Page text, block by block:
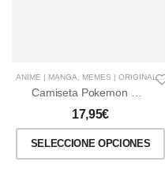
ANIME | MANGA MEMES | ORIGINALES
17,95€
SELECCIONE OPCIONES